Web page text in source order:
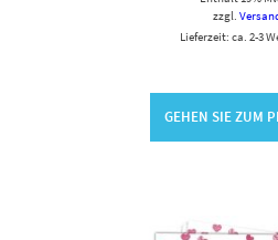
zzgl.
Lieferzeit: ca. 2-3
GEHEN SIE ZUM